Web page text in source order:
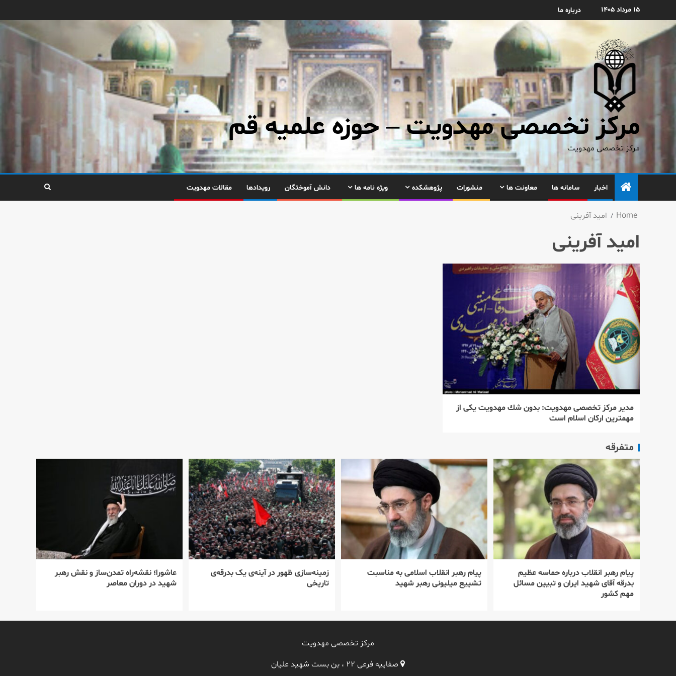
۱۵ مرداد ۱۴۰۵ درباره ما
مرکز تخصصی مهدویت – حوزه علمیه قم
مرکز تخصصی مهدویت
اخبار سامانه ها معاونت ها منشورات پژوهشکده ویژه نامه ها دانش آموختگان رویدادها مقالات مهدویت
Home امید آفرینی
امید آفرینی
مدیر مركز تخصصی مهدویت: بدون شك مهدویت یكی از
مهمترین اركان اسلام است
متفرقه
پیام رهبر انقلاب درباره حماسه عظیم
بدرقه آقای شهید ایران و تبیین مسائل
مهم کشور
پیام رهبر انقلاب اسلامی به مناسبت
تشییع میلیونی رهبر شهید
زمینه‌سازی ظهور در آینه‌ی یک بدرقه‌ی
تاریخی
عاشورا؛ نقشه‌راه تمدن‌ساز و نقش رهبر
شهید در دوران معاصر
مرکز تخصصی مهدویت
صفاییه فرعی ۲۲ ، بن بست شهید علیان